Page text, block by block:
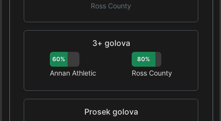
Ross County
3+ golova
60%
Annan Athletic
80%
Ross County
Prosek golova